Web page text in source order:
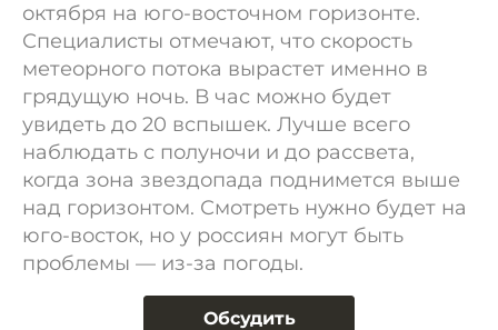
октября на юго-восточном горизонте.
Специалисты отмечают, что скорость
метеорного потока вырастет именно в
грядущую ночь. В час можно будет
увидеть до 20 вспышек. Лучше всего
наблюдать с полуночи и до рассвета,
когда зона звездопада поднимется выше
над горизонтом. Смотреть нужно будет на
юго-восток, но у россиян могут быть
проблемы — из-за погоды.
Обсудить